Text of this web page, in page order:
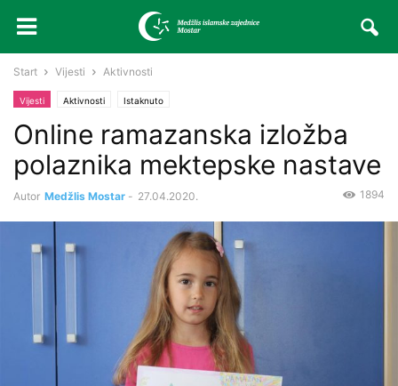
Start Vijesti Aktivnosti
Vijesti Aktivnosti Istaknuto
Online ramazanska izložba
polaznika mektepske nastave
Autor Medžlis Mostar - 27.04.2020. 1894